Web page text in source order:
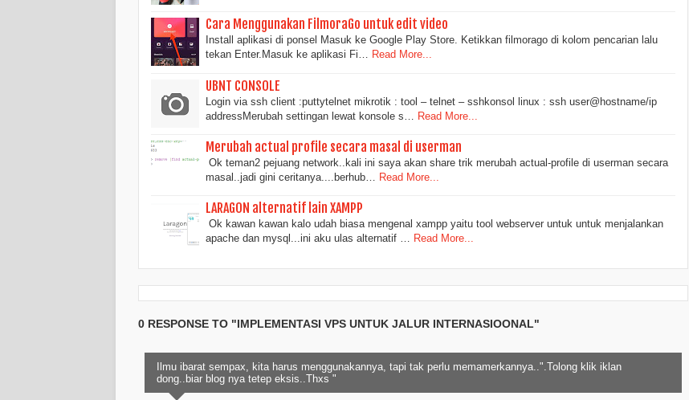
Cara Menggunakan FilmoraGo untuk edit video
Install aplikasi di ponsel Masuk ke Google Play Store. Ketikkan filmorago di kolom pencarian lalu
tekan Enter.Masuk ke aplikasi Fi… Read More...
UBNT CONSOLE
Login via ssh client :puttytelnet mikrotik : tool – telnet – sshkonsol linux : ssh user@hostname/ip
addressMerubah settingan lewat konsole s…
Read More...
Merubah actual profile secara masal di userman
Ok teman2 pejuang network..kali ini saya akan share trik merubah actual-profile di userman secara
masal..jadi gini ceritanya....berhub…
Read More...
LARAGON alternatif lain XAMPP
Ok kawan kawan kalo udah biasa mengenal xampp yaitu tool webserver untuk untuk menjalankan
apache dan mysql...ini aku ulas alternatif … Read More...
0 RESPONSE TO "IMPLEMENTASI VPS UNTUK JALUR INTERNASIOONAL"
Ilmu ibarat sempax, kita harus menggunakannya, tapi tak perlu memamerkannya..".Tolong klik iklan
dong..biar blog nya tetep eksis..Thxs "